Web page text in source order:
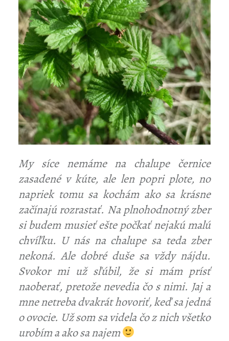
My síce nemáme na chalupe černice
zasadené v kúte, ale len popri plote, no
napriek tomu sa kochám ako sa krásne
začínajú rozrastať. Na plnohodnotný zber
si budem musieť ešte počkať nejakú malú
chvíľku. U nás na chalupe sa teda zber
nekoná. Ale dobré duše sa vždy nájdu.
Svokor mi už sľúbil, že si mám prísť
naoberať, pretože nevedia čo s nimi. Jaj a
mne netreba dvakrát hovoriť, keď sa jedná
o ovocie. Už som sa videla čo z nich všetko
urobím a ako sa najem